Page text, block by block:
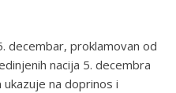
decembar, proklamovan od
nacija 5. decembra
na doprinos i